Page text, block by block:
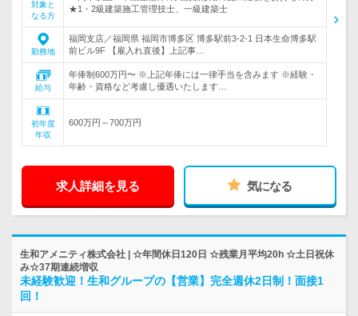
対象と
なる方
★1・2級建築施工管理技士、一級建築士
勤務地
福岡支店／福岡県 福岡市博多区 博多駅前3-2-1 日本生命博多駅
前ビル9F 【雇入れ直後】上記事…
給与
年俸制600万円〜 ※上記年俸には一律手当を含みます ※経験・
年齢・資格など考慮し優遇いたします…
初年度
年収
600万円～700万円
求人詳細を見る 気になる
生和アメニティ株式会社 | ☆年間休日120日 ☆残業月平均20h ☆土日祝休
み☆37期連続増収
未経験歓迎！生和グループの【営業】完全週休2日制！面接1
回！